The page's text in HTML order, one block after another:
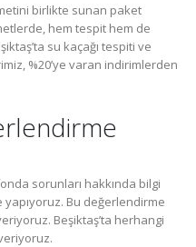
birlikte sunan paket
hem tespit hem de
su kaçağı tespiti ve
%20’ye varan indirimlerden
sorunları hakkında bilgi
Bu değerlendirme
Beşiktaş’ta herhangi